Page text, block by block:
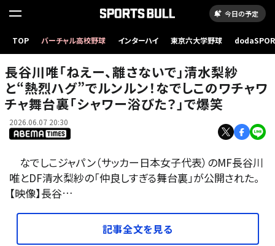
今日の予定
TOP バーチャル高校野球 インターハイ 東京六大学野球
長谷川唯「ねえー、離さないで」清水梨紗
と“熱烈ハグ”でルンルン！なでしこのワチャワ
チャ舞台裏「シャワー浴びた？」で爆笑
2026.06.07 20:30
なでしこジャパン（サッカー日本女子代表）のMF長谷川
唯とDF清水梨紗の「仲良しすぎる舞台裏」が公開された。
【映像】長谷…
記事全文を見る